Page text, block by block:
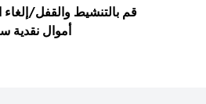
قم بالتنشيط والقفل/
أموال نقدية